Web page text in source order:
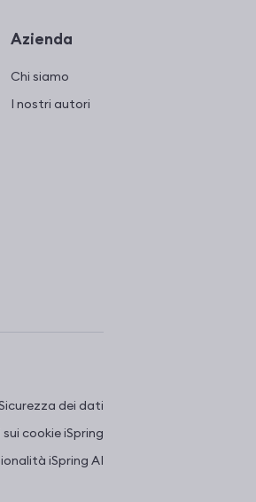
Azienda
Chi siamo
I nostri autori
dei dati
cookie iSpring
iSpring AI